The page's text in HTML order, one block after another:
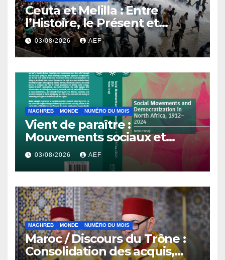
Ceuta et Melilla : Entre
l’Histoire, le Présent et
l’Avenir
03/08/2026 AEF
MAGHREB MONDE NUMÉRO DU MOIS
Vient de paraître :
Mouvements sociaux et
démocratisation en Afrique
du Nord, 1912-2024
03/08/2026 AEF
MAGHREB MONDE NUMÉRO DU MOIS
Maroc / Discours du Trône :
Consolidation des acquis,